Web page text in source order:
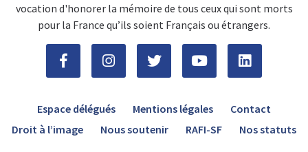
vocation d'honorer la mémoire de tous ceux qui sont morts
pour la France qu’ils soient Français ou étrangers.
Espace délégués Mentions légales
Contact
Droit à l’image
Nous soutenir RAFI-SF Nos statuts